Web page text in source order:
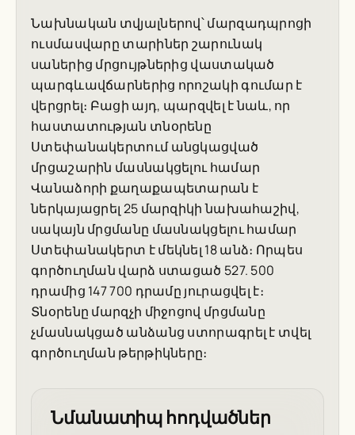
Նախնական տվյալներով՝ մարզադպրոցի
ուսմասվարը տարիներ շարունակ
սաներից մրցույթներից վաստակած
պարգևավճարներից որոշակի գումար է
վերցրել։ Բացի այդ, պարզվել է նաև, որ
հաստատության տնօրենը
Ստեփանակերտում անցկացված
մրցաշարին մասնակցելու համար
Վանաձորի քաղաքապետարան է
ներկայացրել 25 մարզիկի նախահաշիվ,
սակայն մրցմանը մասնակցելու համար
Ստեփանակերտ է մեկնել 18 անձ։ Որպես
գործուղման վարձ ստացած 527. 500
դրամից 147 700 դրամը յուրացվել է։
Տնօրենը մարզչի միջոցով մրցմանը
չմասնակցած անձանց ստորագրել է տվել
գործուղման թերթիկները։
Նմանատիպ հոդվածներ